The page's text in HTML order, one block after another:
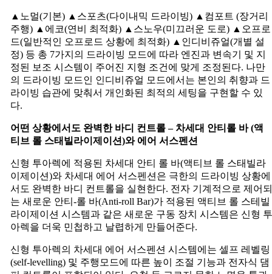
▲노멀(기본) ▲스포츠(다이내믹 드라이빙) ▲컴포트 (장거리
주행) ▲에코(연비 최적화) ▲스노우(미끄러운 도로) ▲오프로
드(일반적인 오프로드 상황에 최적화) ▲인디비쥬얼(개별 설
정) 등 총 7가지의 드라이빙 모드에 따라 엔진과 변속기 및 지
정된 보조 시스템이 주어진 지형 조건에 맞게 조정된다. 나만
의 드라이빙 모드인 인디비쥬얼 모드에서는 본인의 취향과 드
라이빙 습관에 맞춰서 개인화된 최적의 세팅을 구현할 수 있
다.
어떤 상황에서도 완벽한 바디 컨트롤– 차세대 안티롤 바(액
티브 롤 스태빌라이제이션)와 에어 서스펜션
신형 투아렉에 적용된 차세대 안티 롤 바(액티브 롤 스태빌라
이제이션)와 차세대 에어 서스펜션은 극한의 드라이빙 상황에
서도 완벽한 바디 컨트롤을 실현한다. 전자 기계적으로 제어되
는 새로운 안티-롤 바(Anti-roll Bar)가 적용된 액티브 롤 스테빌
라이제이션 시스템과 같은 새로운 구동 장치 시스템은 신형 투
아렉을 더욱 민첩하고 날렵하게 만들어준다.
신형 투아렉의 차세대 에어 서스펜션 시스템에는 셀프 레벨링
(self-levelling) 및 주행모드에 따른 높이 조절 기능과 전자식 댐